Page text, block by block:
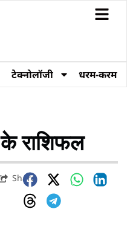
टेक्नोलॉजी धरम-करम
राशिफल
Share